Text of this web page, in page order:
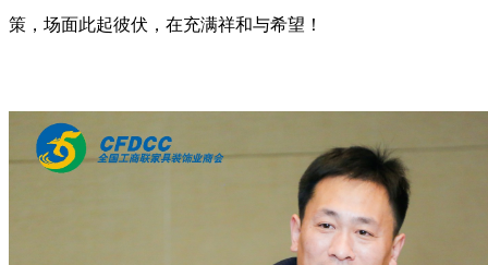
策，场面此起彼伏，在充满祥和与希望！